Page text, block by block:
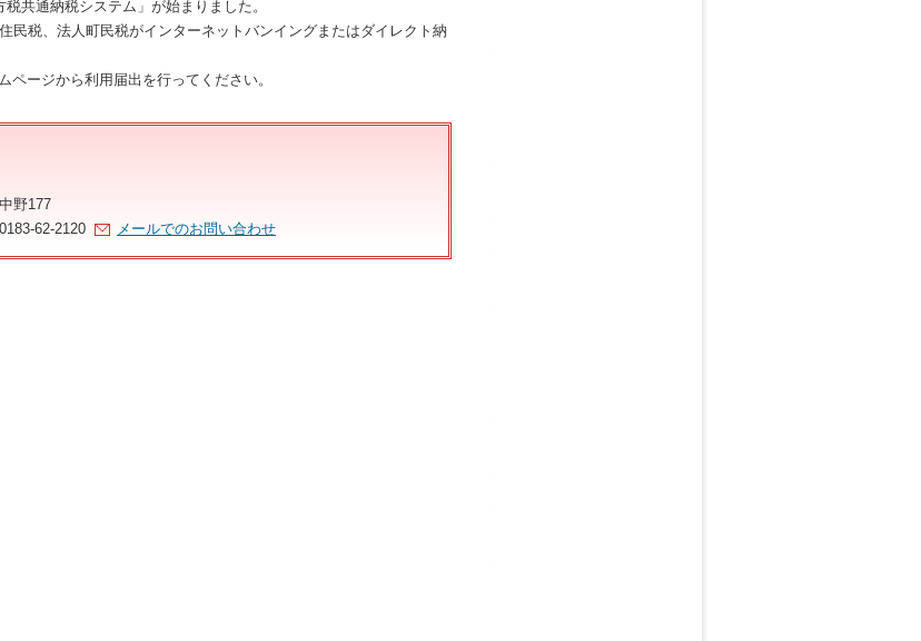
共通納税システム」が始まりました。
民税、法人町民税がインターネットバンイングまたはダイレクト納
ページから利用届出を行ってください。
野177
62-2120
メールでのお問い合わせ